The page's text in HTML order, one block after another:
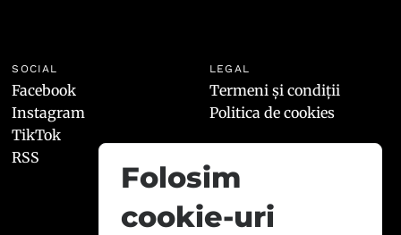
SOCIAL
Facebook
Instagram
TikTok
RSS
LEGAL
Termeni și condiții
Politica de cookies
Folosim
cookie-uri